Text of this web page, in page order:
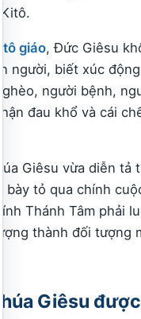
giáo, Đức Giêsu
người, biết xúc
người bệnh,
đau khổ và cái
Giêsu vừa diễn
tỏ qua chính
Thánh Tâm
thành đối tượng
Giêsu